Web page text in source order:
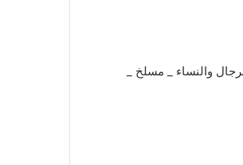
والنساء _ مسلخ _